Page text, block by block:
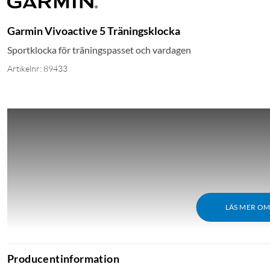
Garmin Vivoactive 5 Träningsklocka
Sportklocka för träningspasset och vardagen
Artikelnr: 89433
LÄS MER
Producentinformation